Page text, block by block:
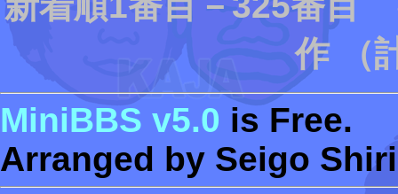
作 （
MiniBBS v5.0 is Free.
Arranged by Seigo